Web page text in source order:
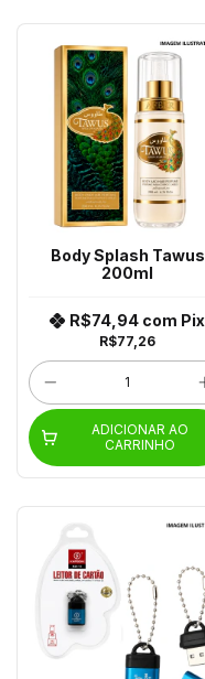
Body Splash Tawus
200ml
R$77,26
R$74,94 com Pix
ADICIONAR AO
CARRINHO